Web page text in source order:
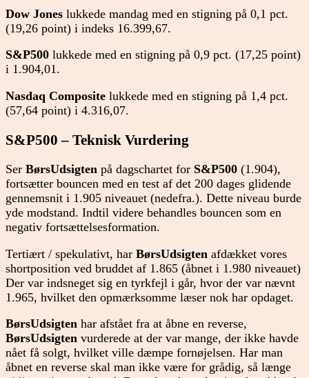
Dow Jones lukkede mandag med en stigning på 0,1 pct.
(19,26 point) i indeks 16.399,67.
S&P500 lukkede med en stigning på 0,9 pct. (17,25 point)
i 1.904,01.
Nasdaq Composite lukkede med en stigning på 1,4 pct.
(57,64 point) i 4.316,07.
S&P500 – Teknisk Vurdering
Ser BørsUdsigten på dagschartet for S&P500 (1.904),
fortsætter bouncen med en test af det 200 dages glidende
gennemsnit i 1.905 niveauet (nedefra.). Dette niveau burde
yde modstand. Indtil videre behandles bouncen som en
negativ fortsættelsesformation.
Tertiært / spekulativt, har BørsUdsigten afdækket vores
shortposition ved bruddet af 1.865 (åbnet i 1.980 niveauet)
Der var indsneget sig en tyrkfejl i går, hvor der var nævnt
1.965, hvilket den opmærksomme læser nok har opdaget.
BørsUdsigten har afstået fra at åbne en reverse,
BørsUdsigten vurderede at der var mange, der ikke havde
nået få solgt, hvilket ville dæmpe fornøjelsen. Har man
åbnet en reverse skal man ikke være for grådig, så længe